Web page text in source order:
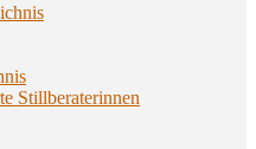
Stillberaterinnen